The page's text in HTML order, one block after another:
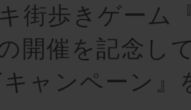
街歩きゲーム
開催を記念し
キャンペーン』